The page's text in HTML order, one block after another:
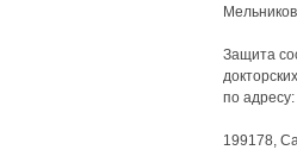
Защита
по адресу:
199178,